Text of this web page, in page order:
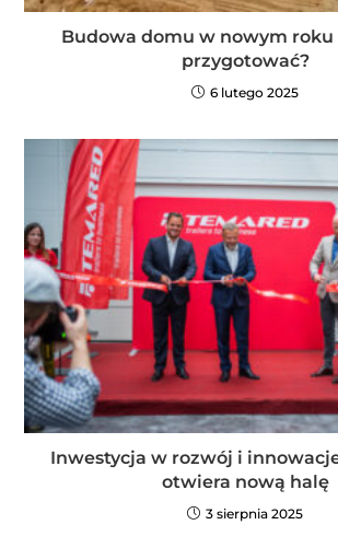
Budowa domu w nowym roku
przygotować?
6 lutego 2025
Inwestycja w rozwój i
otwiera nową halę
3 sierpnia 2025